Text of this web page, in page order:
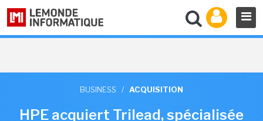
BUSINESS / ACQUISITION
HPE acquiert Trilead, spécialisée